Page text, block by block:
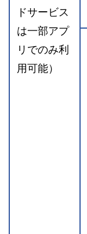
ドサービス
は一部アプ
リでのみ利
用可能）